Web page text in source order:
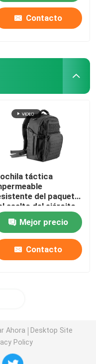
Contacto
táctica
del paquete
asalto del ejército
ODM
Mejor precio
Contacto
Ahora
Desktop Site
Policy